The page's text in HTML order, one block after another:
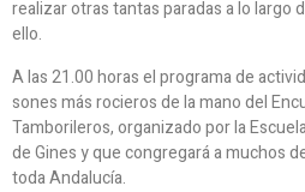
realizar otras tantas paradas a lo largo
ello.
A las 21.00 horas el programa de
sones más rocieros de la mano del
Tamborileros, organizado por la
de Gines y que congregará a muchos
toda Andalucía.